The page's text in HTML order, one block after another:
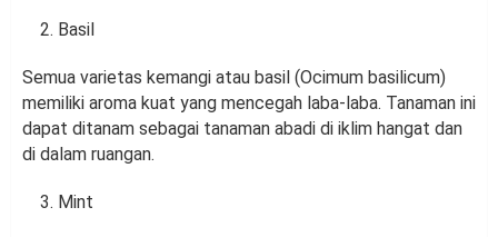
Basil
Semua varietas kemangi atau basil (Ocimum basilicum)
memiliki aroma kuat yang mencegah laba-laba. Tanaman ini
dapat ditanam sebagai tanaman abadi di iklim hangat dan
di dalam ruangan.
Mint